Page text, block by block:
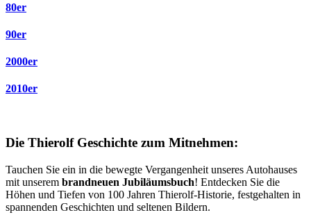
80er
90er
2000er
2010er
Die Thierolf Geschichte zum Mitnehmen:
Tauchen Sie ein in die bewegte Vergangenheit unseres Autohauses
mit unserem brandneuen Jubiläumsbuch! Entdecken Sie die
Höhen und Tiefen von 100 Jahren Thierolf-Historie, festgehalten in
spannenden Geschichten und seltenen Bildern.